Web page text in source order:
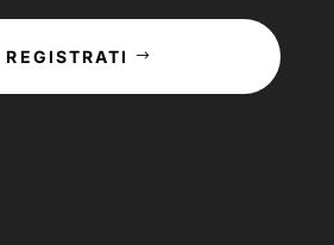
REGISTRATI